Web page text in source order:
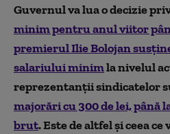
Guvernul va lua o decizie
minim pentru anul viitor
premierul Ilie Bolojan
salariului minimla nivelul
reprezentanţii sindicatelor
majorări cu 300 de lei, până
brut. Este de altfel și ceea